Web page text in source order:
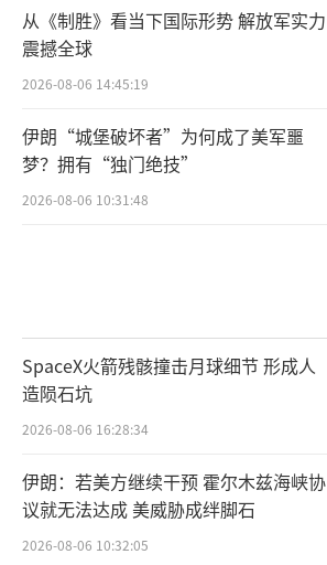
从《制胜》看当下国际形势 解放军实力
震撼全球
2026-08-06 14:45:19
伊朗“城堡破坏者”为何成了美军噩
梦？拥有“独门绝技”
2026-08-06 10:31:48
SpaceX火箭残骸撞击月球细节 形成人
造陨石坑
2026-08-06 16:28:34
伊朗：若美方继续干预 霍尔木兹海峡协
议就无法达成 美威胁成绊脚石
2026-08-06 10:32:05